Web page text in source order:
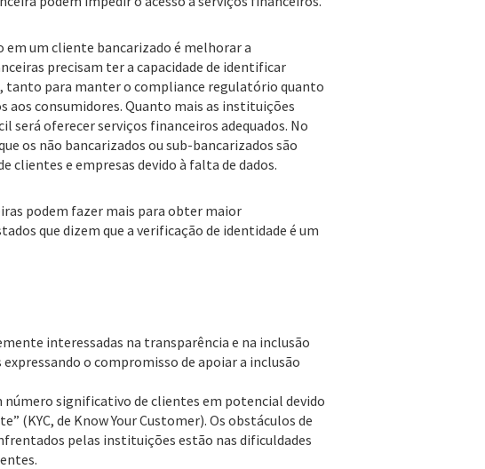
em um cliente bancarizado é melhorar a
precisam ter a capacidade de identificar
tanto para manter o compliance regulatório quanto
aos consumidores. Quanto mais as instituições
será oferecer serviços financeiros adequados. No
os não bancarizados ou sub-bancarizados são
clientes e empresas devido à falta de dados.
podem fazer mais para obter maior
que dizem que a verificação de identidade é um
interessadas na transparência e na inclusão
o compromisso de apoiar a inclusão
significativo de clientes em potencial devido
(KYC, de Know Your Customer). Os obstáculos de
pelas instituições estão nas dificuldades